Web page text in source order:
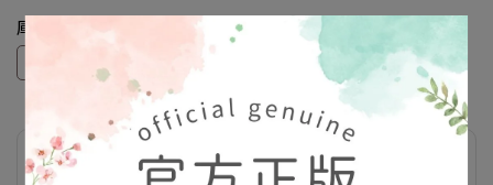
庫存
此商品參與的優惠活動